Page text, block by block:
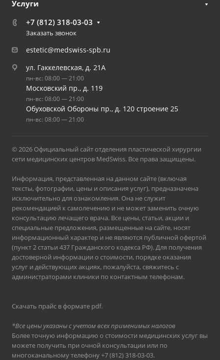
Услуги
+7 (812) 318-03-03
Заказать звонок
estetic@medswiss-spb.ru
ул. Гаккелевская, д. 21А
пн-вс: 08:00 — 21:00
Московский пр., д. 119
пн-вс: 08:00 — 21:00
Обуховской Обороны пр., д. 120 строение 25
пн-вс: 08:00 — 21:00
© 2026 Официальный сайт отделения пластической хирургии
сети медицинских центров MedSwiss. Все права защищены.
Информация, представленная на данном сайте (включая
тексты, фотографии, цены и описания услуг), предназначена
исключительно для ознакомления. Она не служит
рекомендацией к самолечению и не может заменить очную
консультацию лечащего врача. Все цены, статьи, акции и
специальные предложения, размещенные на сайте, носят
информационный характер и не являются публичной офертой
(пункт 2 статьи 437 Гражданского кодекса РФ). Для получения
достоверной информации о стоимости, порядке оказания
услуг и действующих акциях, пожалуйста, свяжитесь с
администраторами клиники по контактным телефонам.
Скачать прайс в формате pdf.
*Все цены указаны с учетом всех применимых налогов
Более точную информацию о стоимости медицинских услуг вы
можете получить при очной консультации или по
многоканальному телефону+7 (812) 318-03-03.